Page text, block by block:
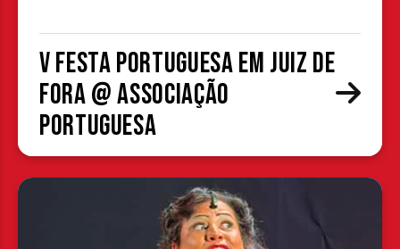
V Festa Portuguesa em Juiz de
Fora @ Associação
Portuguesa